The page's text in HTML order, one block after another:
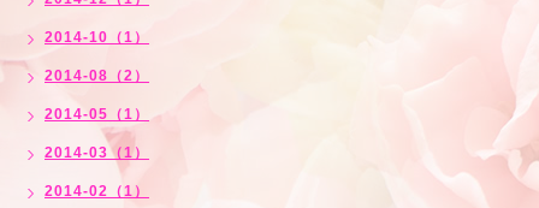
2014-10（1）
2014-08（2）
2014-05（1）
2014-03（1）
2014-02（1）